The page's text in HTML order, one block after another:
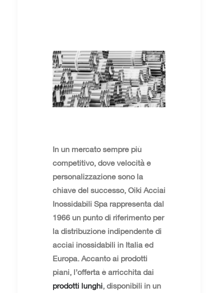
In un mercato sempre più
competitivo, dove velocità e
personalizzazione sono la
chiave del successo, Oiki Acciai
Inossidabili Spa rappresenta dal
1966 un punto di riferimento per
la distribuzione indipendente di
acciai inossidabili in Italia ed
Europa. Accanto ai prodotti
piani, l’offerta è arricchita dai
prodotti lunghi, disponibili in un